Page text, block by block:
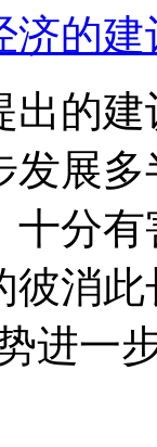
济的
出的
发展
十分
彼消
进一